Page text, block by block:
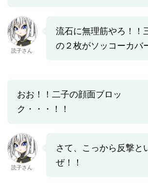
読子さん
流石に無理筋やろ！！
の２枚がソッコーカバ
おお！！二子の顔面ブロッ
ク・・・！！
読子さん
さて、こっから反撃と
ぜ！！